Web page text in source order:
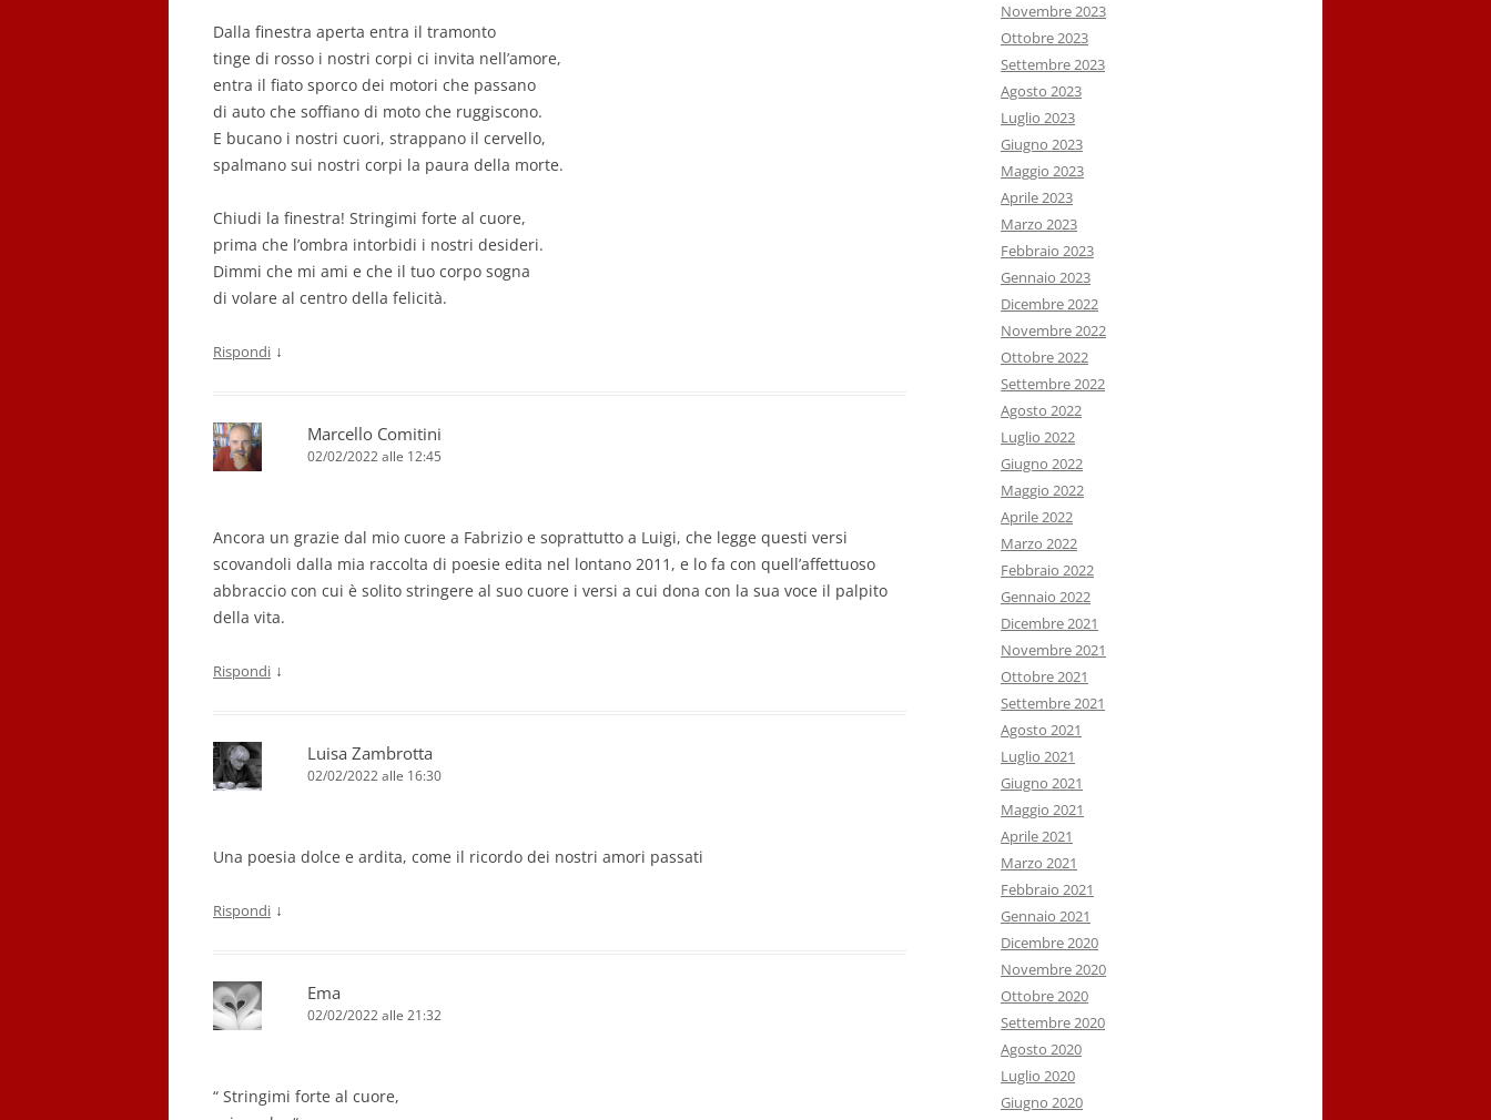
Dalla finestra aperta entra il tramonto
tinge di rosso i nostri corpi ci invita nell’amore,
entra il fiato sporco dei motori che passano
di auto che soffiano di moto che ruggiscono.
E bucano i nostri cuori, strappano il cervello,
spalmano sui nostri corpi la paura della morte.
Chiudi la finestra! Stringimi forte al cuore,
prima che l’ombra intorbidi i nostri desideri.
Dimmi che mi ami e che il tuo corpo sogna
di volare al centro della felicità.
Rispondi ↓
Marcello Comitini
02/02/2022 alle 12:45
Ancora un grazie dal mio cuore a Fabrizio e soprattutto a Luigi, che legge questi versi
scovandoli dalla mia raccolta di poesie edita nel lontano 2011, e lo fa con quell’affettuoso
abbraccio con cui è solito stringere al suo cuore i versi a cui dona con la sua voce il palpito
della vita.
Rispondi ↓
Luisa Zambrotta
02/02/2022 alle 16:30
Una poesia dolce e ardita, come il ricordo dei nostri amori passati
Rispondi ↓
Ema
02/02/2022 alle 21:32
“ Stringimi forte al cuore,
Novembre 2023
Ottobre 2023
Settembre 2023
Agosto 2023
Luglio 2023
Giugno 2023
Maggio 2023
Aprile 2023
Marzo 2023
Febbraio 2023
Gennaio 2023
Dicembre 2022
Novembre 2022
Ottobre 2022
Settembre 2022
Agosto 2022
Luglio 2022
Giugno 2022
Maggio 2022
Aprile 2022
Marzo 2022
Febbraio 2022
Gennaio 2022
Dicembre 2021
Novembre 2021
Ottobre 2021
Settembre 2021
Agosto 2021
Luglio 2021
Giugno 2021
Maggio 2021
Aprile 2021
Marzo 2021
Febbraio 2021
Gennaio 2021
Dicembre 2020
Novembre 2020
Ottobre 2020
Settembre 2020
Agosto 2020
Luglio 2020
Giugno 2020